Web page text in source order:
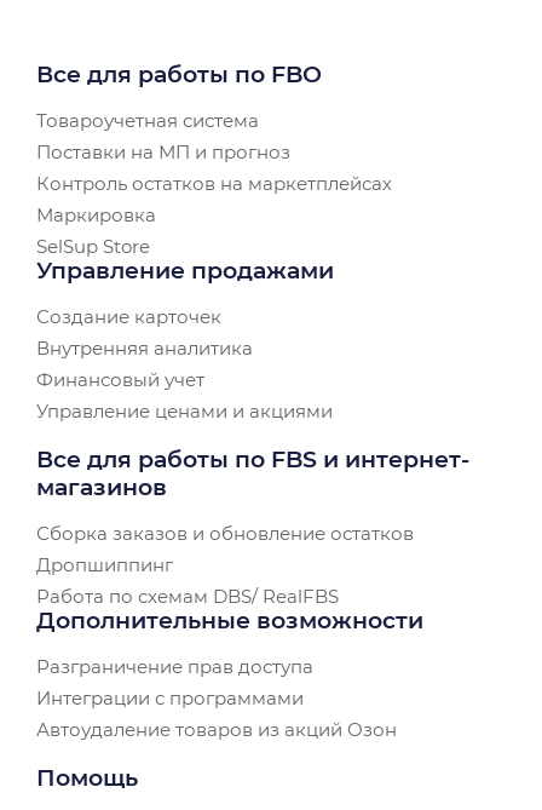
Все для работы по FBO
Товароучетная система
Поставки на МП и прогноз
Контроль остатков на маркетплейсах
Маркировка
SelSup Store
Управление продажами
Создание карточек
Внутренняя аналитика
Финансовый учет
Управление ценами и акциями
Все для работы по FBS и интернет-
магазинов
Сборка заказов и обновление остатков
Дропшиппинг
Работа по схемам DBS/ RealFBS
Дополнительные возможности
Разграничение прав доступа
Интеграции с программами
Автоудаление товаров из акций Озон
Помощь